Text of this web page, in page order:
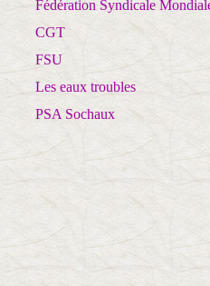
Fédération Syndicale
CGT
FSU
Les eaux troubles
PSA Sochaux